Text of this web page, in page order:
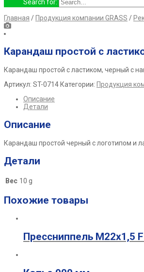
Search for:
Главная / Продукция компании GRASS /
Карандаш простой с
Карандаш простой с ластиком, черный с
Артикул: ST-0714 Категории: Продукция
Описание
Детали
Описание
Карандаш простой черный с логотипом и
Детали
Вес 10 g
Похожие товары
Прессниппель М22х1,5